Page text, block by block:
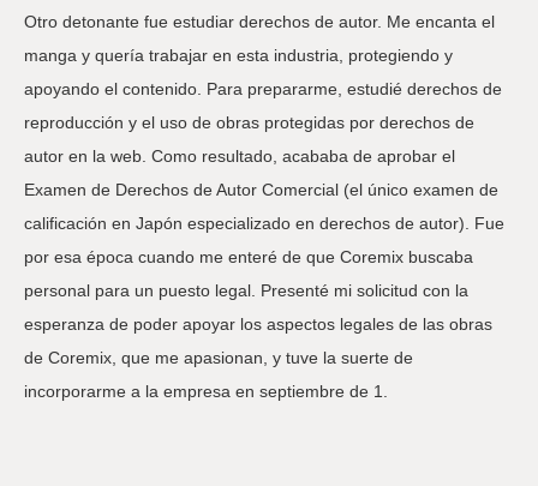
Otro detonante fue estudiar derechos de autor. Me encanta el
manga y quería trabajar en esta industria, protegiendo y
apoyando el contenido. Para prepararme, estudié derechos de
reproducción y el uso de obras protegidas por derechos de
autor en la web. Como resultado, acababa de aprobar el
Examen de Derechos de Autor Comercial (el único examen de
calificación en Japón especializado en derechos de autor). Fue
por esa época cuando me enteré de que Coremix buscaba
personal para un puesto legal. Presenté mi solicitud con la
esperanza de poder apoyar los aspectos legales de las obras
de Coremix, que me apasionan, y tuve la suerte de
incorporarme a la empresa en septiembre de 1.